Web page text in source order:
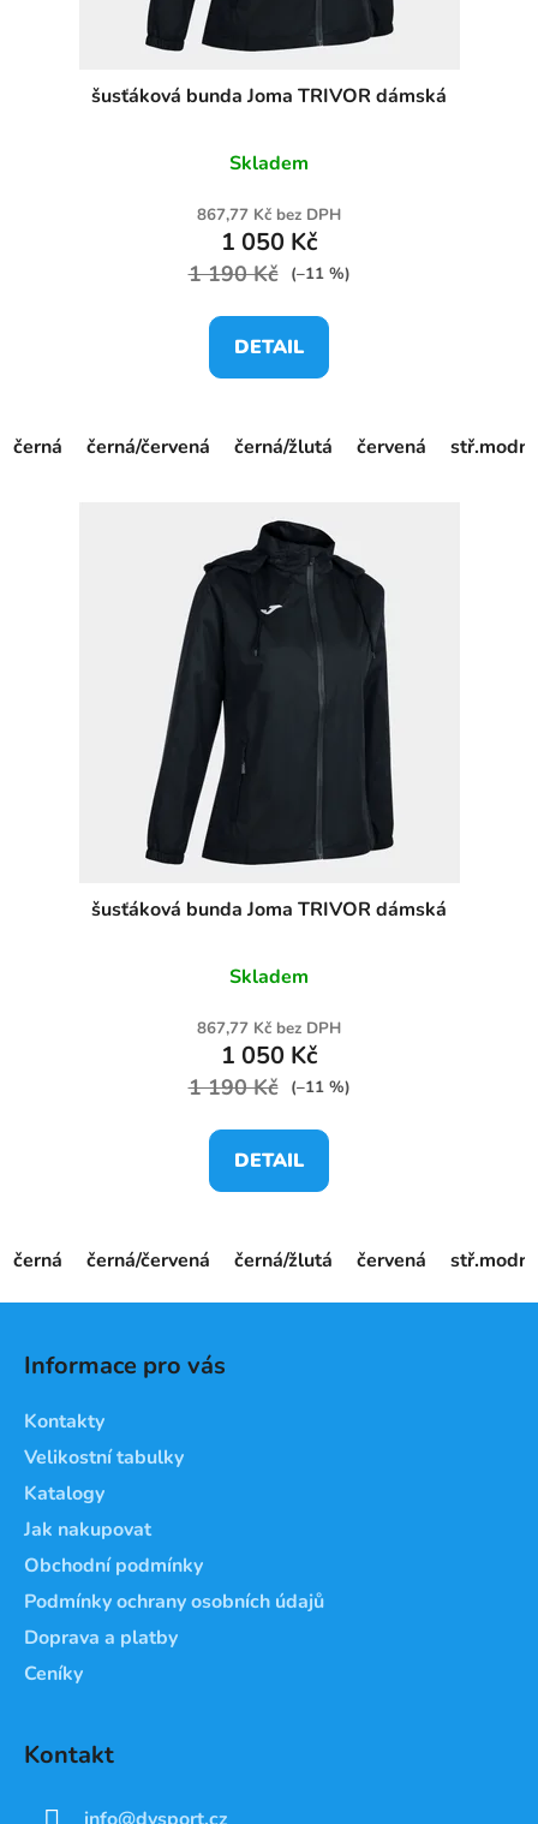
šusťáková bunda Joma TRIVOR dámská
Skladem
867,77 Kč bez DPH
1 050 Kč
1 190 Kč (–11 %)
DETAIL
černá černá/červená černá/žlutá červená stř.modrá
šusťáková bunda Joma TRIVOR dámská
Skladem
867,77 Kč bez DPH
1 050 Kč
1 190 Kč (–11 %)
DETAIL
černá černá/červená černá/žlutá červená stř.modrá
Informace pro vás
Kontakty
Velikostní tabulky
Katalogy
Jak nakupovat
Obchodní podmínky
Podmínky ochrany osobních údajů
Doprava a platby
Ceníky
Kontakt
info@dvsport.cz